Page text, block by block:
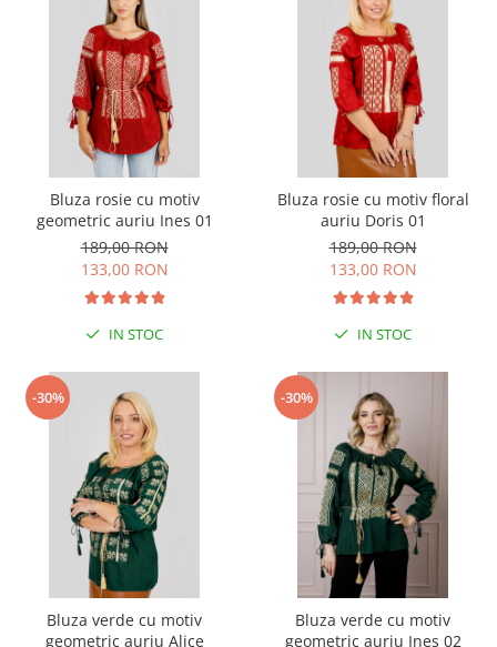
Bluza rosie cu motiv
geometric auriu Ines 01
189,00 RON
133,00 RON
IN STOC
Bluza rosie cu motiv floral
auriu Doris 01
189,00 RON
133,00 RON
IN STOC
-30%
Bluza verde cu motiv
geometric auriu Alice
-30%
Bluza verde cu motiv
geometric auriu Ines 02